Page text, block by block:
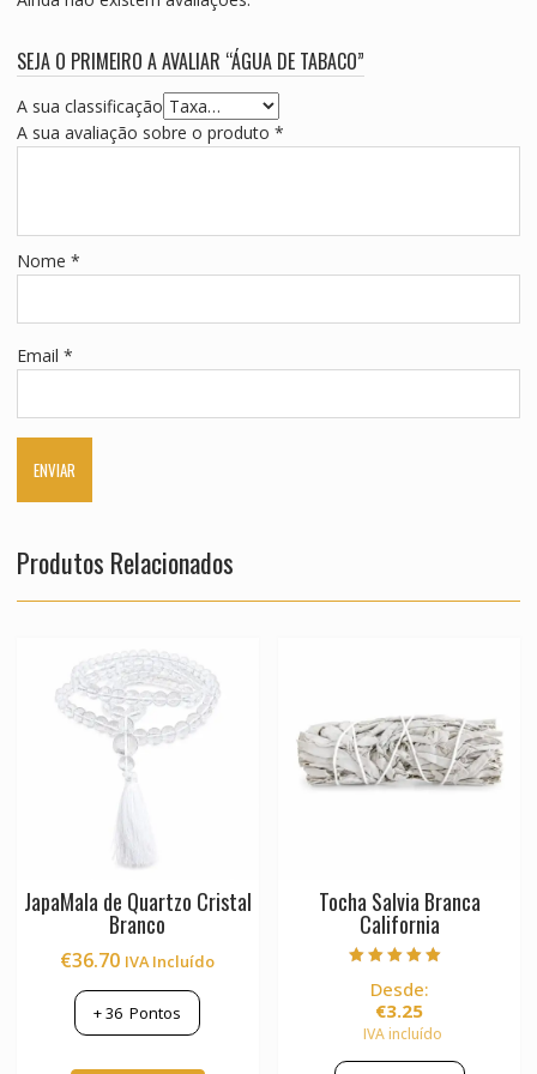
SEJA O PRIMEIRO A AVALIAR “ÁGUA DE TABACO”
A sua classificação
A sua avaliação sobre o produto *
Nome *
Email *
Produtos Relacionados
JapaMala de Quartzo Cristal
Branco
€36.70 IVA Incluído
+36 Pontos
Tocha Salvia Branca
California
5.00
de 5
Desde:
€3.25
IVA incluído